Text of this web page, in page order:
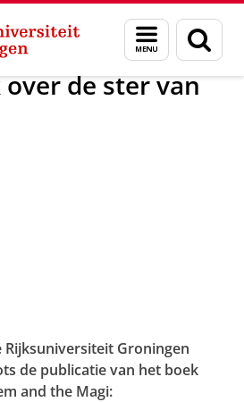
Menu
en
zoeken
Agenda en Nieuws
de ster van
Groningen
de publicatie van het boek
and the Magi: